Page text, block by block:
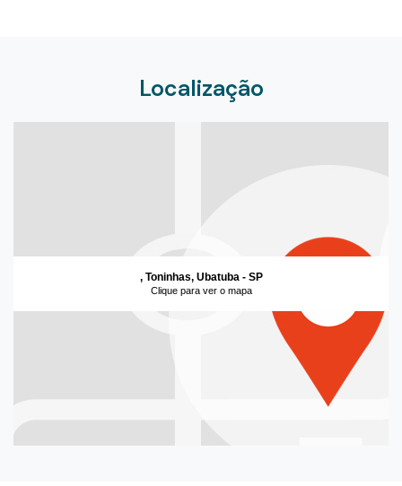
Localização
, Toninhas, Ubatuba - SP
Clique para ver o mapa